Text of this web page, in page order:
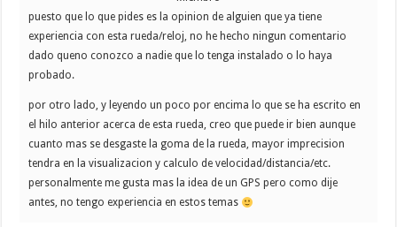
puesto que lo que pides es la opinion de alguien que ya tiene
experiencia con esta rueda/reloj, no he hecho ningun comentario
dado queno conozco a nadie que lo tenga instalado o lo haya
probado.
por otro lado, y leyendo un poco por encima lo que se ha escrito en
el hilo anterior acerca de esta rueda, creo que puede ir bien aunque
cuanto mas se desgaste la goma de la rueda, mayor imprecision
tendra en la visualizacion y calculo de velocidad/distancia/etc.
personalmente me gusta mas la idea de un GPS pero como dije
antes, no tengo experiencia en estos temas